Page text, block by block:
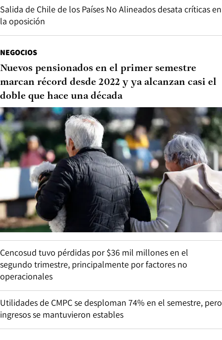
Salida de Chile de los Países No Alineados desata críticas en
la oposición
NEGOCIOS
Nuevos pensionados en el primer semestre
marcan récord desde 2022 y ya alcanzan casi el
doble que hace una década
Cencosud tuvo pérdidas por $36 mil millones en el
segundo trimestre, principalmente por factores no
operacionales
Utilidades de CMPC se desploman 74% en el semestre, pero
ingresos se mantuvieron estables